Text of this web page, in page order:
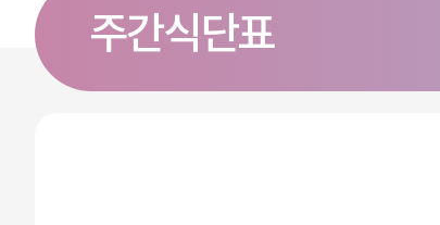
주간식단표